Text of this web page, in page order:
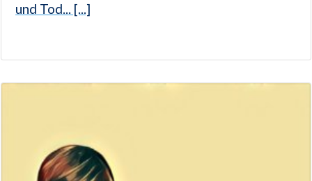
und Tod... [...]